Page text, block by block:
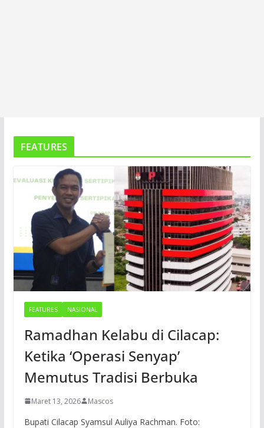
FEATURES
FEATURES NASIONAL
Ramadhan Kelabu di Cilacap:
Ketika ‘Operasi Senyap’
Memutus Tradisi Berbuka
Maret 13, 2026 Mascos
Bupati Cilacap Syamsul Auliya Rachman. Foto: